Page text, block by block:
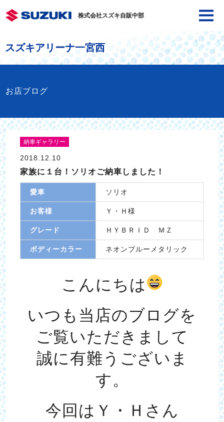
株式会社スズキ自販中部
スズキアリーナ一宮西
お店ブログ
納車ギャラリー
2018.12.10
家族に１台！ソリオご納車しました！
愛車 ソリオ
お客様 Ｙ・Ｈ様
グレード ＨＹＢＲＩＤ ＭＺ
ボディーカラー ネオンブルーメタリック
こんにちは
いつも当店のブログを
ご覧いただきまして
誠に有難うございま
す。
今回はＹ・Ｈさん